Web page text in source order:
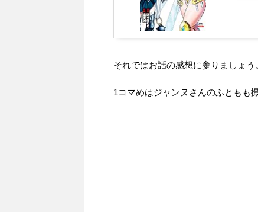
それではお話の感想に参りましょう
1コマめはジャンヌさんのふともも